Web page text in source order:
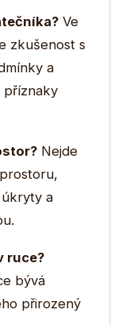
Ve
zkušenost s
a
příznaky
Nejde
a
ruce?
bývá
přirozený